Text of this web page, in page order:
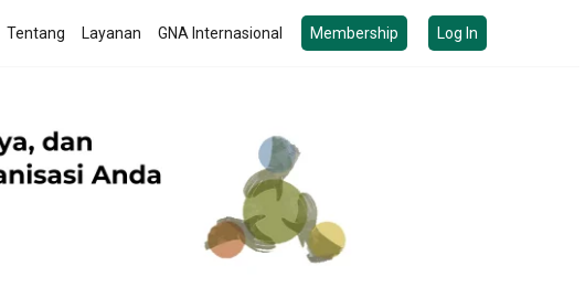
Tentang Layanan GNA Internasional Membership Log In